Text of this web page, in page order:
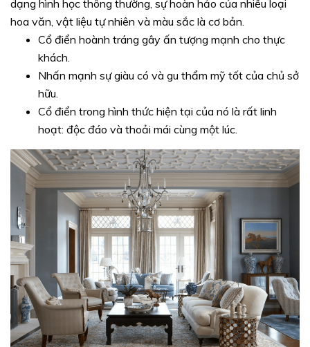
dạng hình học thông thường, sự hoàn hảo của nhiều loại
hoa văn, vật liệu tự nhiên và màu sắc là cơ bản.
Cổ điển hoành tráng gây ấn tượng mạnh cho thực
khách.
Nhấn mạnh sự giàu có và gu thẩm mỹ tốt của chủ sở
hữu.
Cổ điển trong hình thức hiện tại của nó là rất linh
hoạt: độc đáo và thoải mái cùng một lúc.